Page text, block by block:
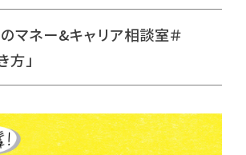
マネー&キャリア相談室＃
方」